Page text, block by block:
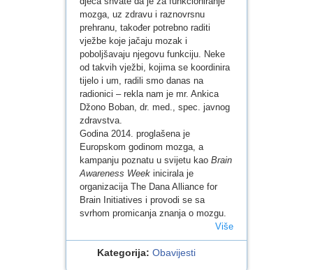
mozga, uz zdravu i raznovrsnu
prehranu, također potrebno raditi
vježbe koje jačaju mozak i
poboljšavaju njegovu funkciju. Neke
od takvih vježbi, kojima se koordinira
tijelo i um, radili smo danas na
radionici – rekla nam je mr. Ankica
Džono Boban, dr. med., spec. javnog
zdravstva.
Godina 2014. proglašena je
Europskom godinom mozga, a
kampanju poznatu u svijetu kao Brain
Awareness Week inicirala je
organizacija The Dana Alliance for
Brain Initiatives i provodi se sa
svrhom promicanja znanja o mozgu.
Više
Kategorija: Obavijesti